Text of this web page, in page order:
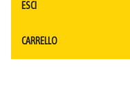
ESCI
CARRELLO